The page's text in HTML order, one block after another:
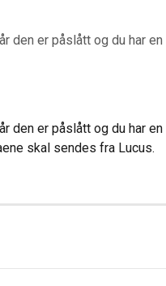
den er påslått og du har en
den er påslått og du har en
skal sendes fra Lucus.